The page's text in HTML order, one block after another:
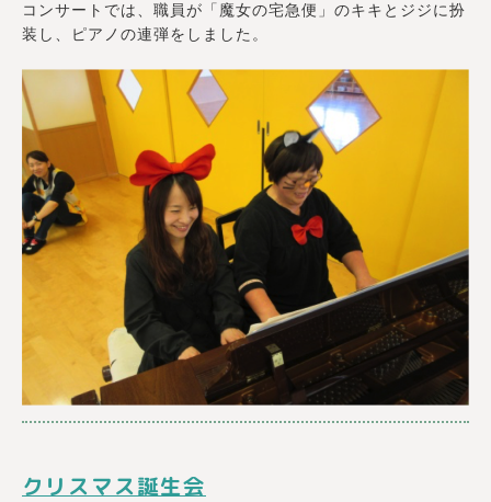
コンサートでは、職員が「魔女の宅急便」のキキとジジに扮
装し、ピアノの連弾をしました。
クリスマス誕生会